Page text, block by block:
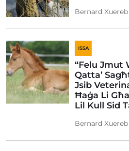
Bernard Xuereb
ISSA
“Felu Jmut
Qatta’
Jsib
Ħaġa Li
Lil Kull Sid
Bernard Xuereb